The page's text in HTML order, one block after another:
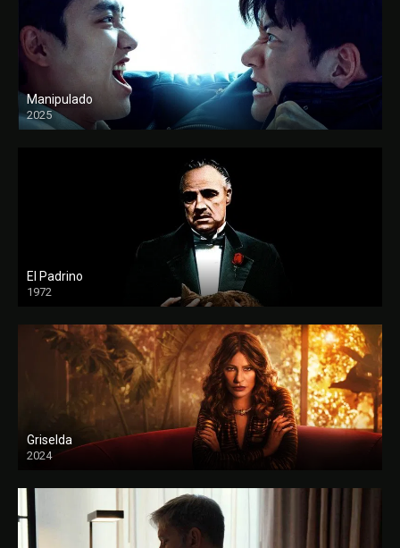
Manipulado
2025
El Padrino
1972
FULL HD
Griselda
2024